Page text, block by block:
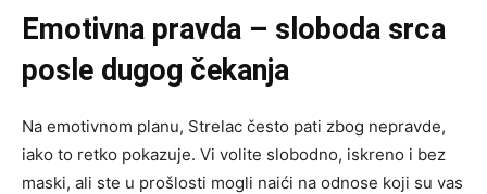
Emotivna pravda – sloboda srca
posle dugog čekanja
Na emotivnom planu, Strelac često pati zbog nepravde,
iako to retko pokazuje. Vi volite slobodno, iskreno i bez
maski, ali ste u prošlosti mogli naići na odnose koji su vas